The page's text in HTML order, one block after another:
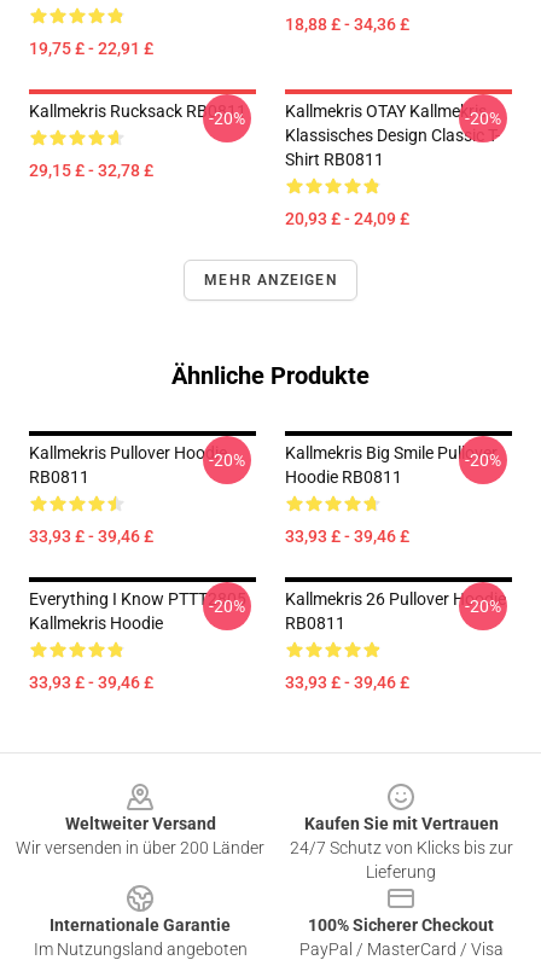
19,75 £ - 22,91 £
18,88 £ - 34,36 £
Kallmekris Rucksack RB0811
29,15 £ - 32,78 £
-20%
Kallmekris OTAY Kallmekris
Klassisches Design Classic T-
Shirt RB0811
20,93 £ - 24,09 £
-20%
MEHR ANZEIGEN
Ähnliche Produkte
Kallmekris Pullover Hoodie
RB0811
33,93 £ - 39,46 £
-20%
Kallmekris Big Smile Pullover
Hoodie RB0811
33,93 £ - 39,46 £
-20%
Everything I Know PTTT2805
Kallmekris Hoodie
33,93 £ - 39,46 £
-20%
Kallmekris 26 Pullover Hoodie
RB0811
33,93 £ - 39,46 £
-20%
Weltweiter Versand
Wir versenden in über 200 Länder
Kaufen Sie mit Vertrauen
24/7 Schutz von Klicks bis zur
Lieferung
Internationale Garantie
Im Nutzungsland angeboten
100% Sicherer Checkout
PayPal / MasterCard / Visa